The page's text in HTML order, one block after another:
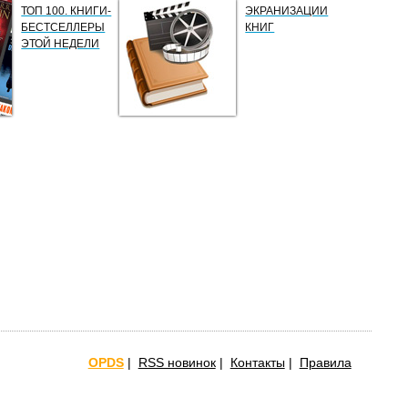
ТОП 100. КНИГИ-
БЕСТСЕЛЛЕРЫ
ЭТОЙ НЕДЕЛИ
ЭКРАНИЗАЦИИ
КНИГ
OPDS| RSS новинок| Контакты| Правила